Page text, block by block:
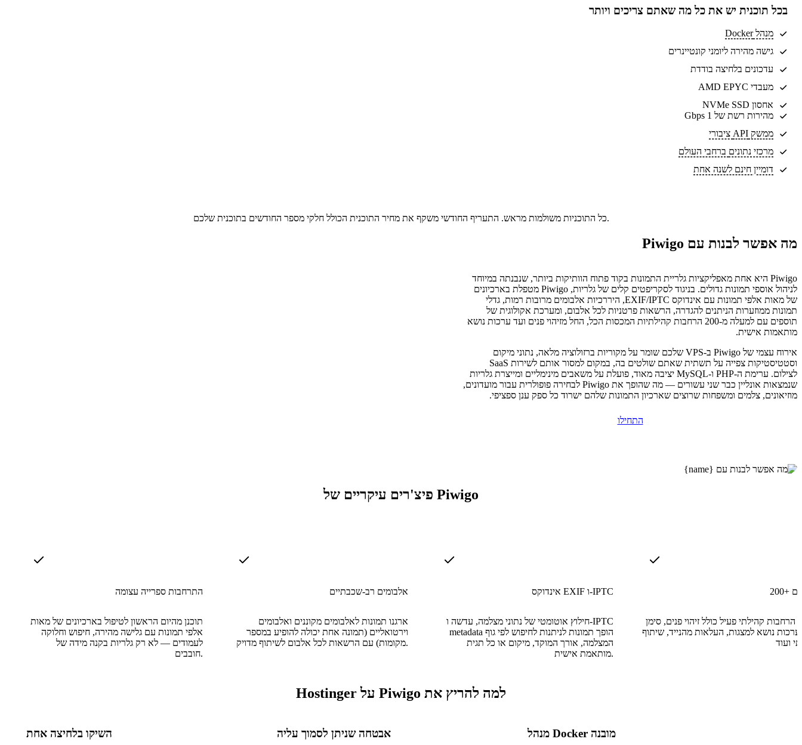
בכל תוכנית יש את כל מה שאתם צריכים ויותר
מנהל Docker
גישה מהירה ליומני קונטיינרים
עדכונים בלחיצה בודדת
מעבדי AMD EPYC
אחסון NVMe SSD
מהירות רשת של 1 Gbps
ממשק API ציבורי
מרכזי נתונים ברחבי העולם
דומיין חינם לשנה אחת
כל התוכניות משולמות מראש. התעריף החודשי משקף את מחיר התוכנית הכולל חלקי מספר החודשים בתוכנית שלכם.
מה אפשר לבנות עם Piwigo
Piwigo היא אחת מאפליקציות גלריית התמונות בקוד פתוח הוותיקות ביותר, שנבנתה במיוחד
לניהול אוספי תמונות גדולים. בניגוד לסקריפטים קלים של גלריות, Piwigo מטפלת בארכיונים
של מאות אלפי תמונות עם אינדוקס EXIF/IPTC, היררכיות אלבומים מרובות רמות, גדלי
תמונות ממוזערות הניתנים להגדרה, הרשאות פרטניות לכל אלבום, ומערכת אקולוגית של
תוספים עם למעלה מ-200 הרחבות קהילתיות המכסות הכל, החל מזיהוי פנים ועד ערכות נושא
מותאמות אישית.
אירוח עצמי של Piwigo ב-VPS שלכם שומר על מקוריות ברזולוציה מלאה, נתוני מיקום
וסטטיסטיקות צפייה על תשתית שאתם שולטים בה, במקום למסור אותם לשירות SaaS
לצילום. ערימת ה-PHP ו-MySQL יציבה מאוד, פועלת על משאבים מינימליים ומייצרת גלריות
שנמצאות אונליין כבר שני עשורים — מה שהופך את Piwigo לבחירה פופולרית עבור מועדונים,
מוזיאונים, צלמים ומשפחות שרוצים שארכיון התמונות שלהם ישרוד כל ספק ענן ספציפי.
התחילו
פיצ'רים עיקריים של Piwigo
התרחבות ספרייה עצומה
תוכנן מהיום הראשון לטיפול בארכיונים של מאות
אלפי תמונות עם גלישה מהירה, חיפוש וחלוקה
לעמודים — לא רק גלריות בקנה מידה של
חובבים.
אלבומים רב-שכבתיים
ארגנו תמונות לאלבומים מקוננים ואלבומים
וירטואליים (תמונה אחת יכולה להופיע במספר
מקומות) עם הרשאות לכל אלבום לשיתוף מדויק.
אינדוקס EXIF ו-IPTC
חילוץ אוטומטי של נתוני מצלמה, עדשה ו-IPTC
metadata הופך תמונות לניתנות לחיפוש לפי גוף
המצלמה, אורך המוקד, מיקום או כל תגית
מותאמת אישית.
הרחבות קהילתי פעיל כולל זיהוי פנים, סימן
נושא למצגות, העלאות מהנייד, שיתוף
למה להריץ את Piwigo על Hostinger
השיקו בלחיצה אחת אבטחה שניתן לסמוך עליה מנהל Docker מובנה